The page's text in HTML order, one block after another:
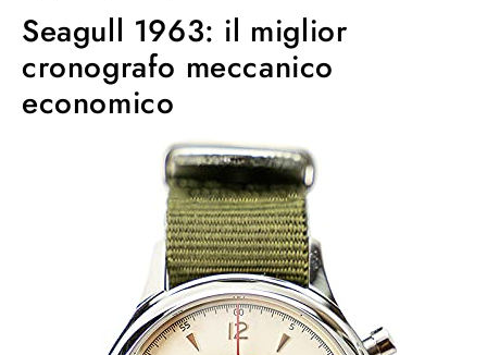
Seagull 1963: il miglior
cronografo meccanico
economico